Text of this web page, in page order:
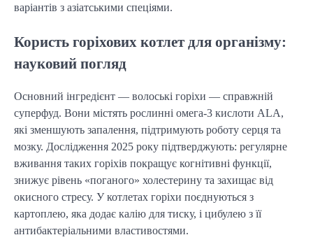
варіантів з азіатськими спеціями.
Користь горіхових котлет для організму:
науковий погляд
Основний інгредієнт — волоські горіхи — справжній
суперфуд. Вони містять рослинні омега-3 кислоти ALA,
які зменшують запалення, підтримують роботу серця та
мозку. Дослідження 2025 року підтверджують: регулярне
вживання таких горіхів покращує когнітивні функції,
знижує рівень «поганого» холестерину та захищає від
окисного стресу. У котлетах горіхи поєднуються з
картоплею, яка додає калію для тиску, і цибулею з її
антибактеріальними властивостями.